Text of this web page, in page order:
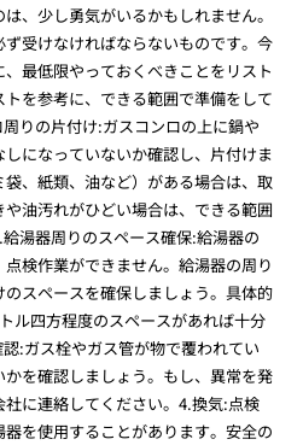
、少し勇気がいるかもしれません。
受けなければならないものです。今
最低限やっておくべきことをリスト
を参考に、できる範囲で準備をして
りの片付け:ガスコンロの上に鍋や
になっていないか確認し、片付けま
、紙類、油など）がある場合は、取
油汚れがひどい場合は、できる範囲
湯器周りのスペース確保:給湯器の
検作業ができません。給湯器の周り
スペースを確保しましょう。具体的
ル四方程度のスペースがあれば十分
:ガス栓やガス管が物で覆われてい
を確認しましょう。もし、異常を発
に連絡してください。4.換気:点検
を使用することがあります。安全の